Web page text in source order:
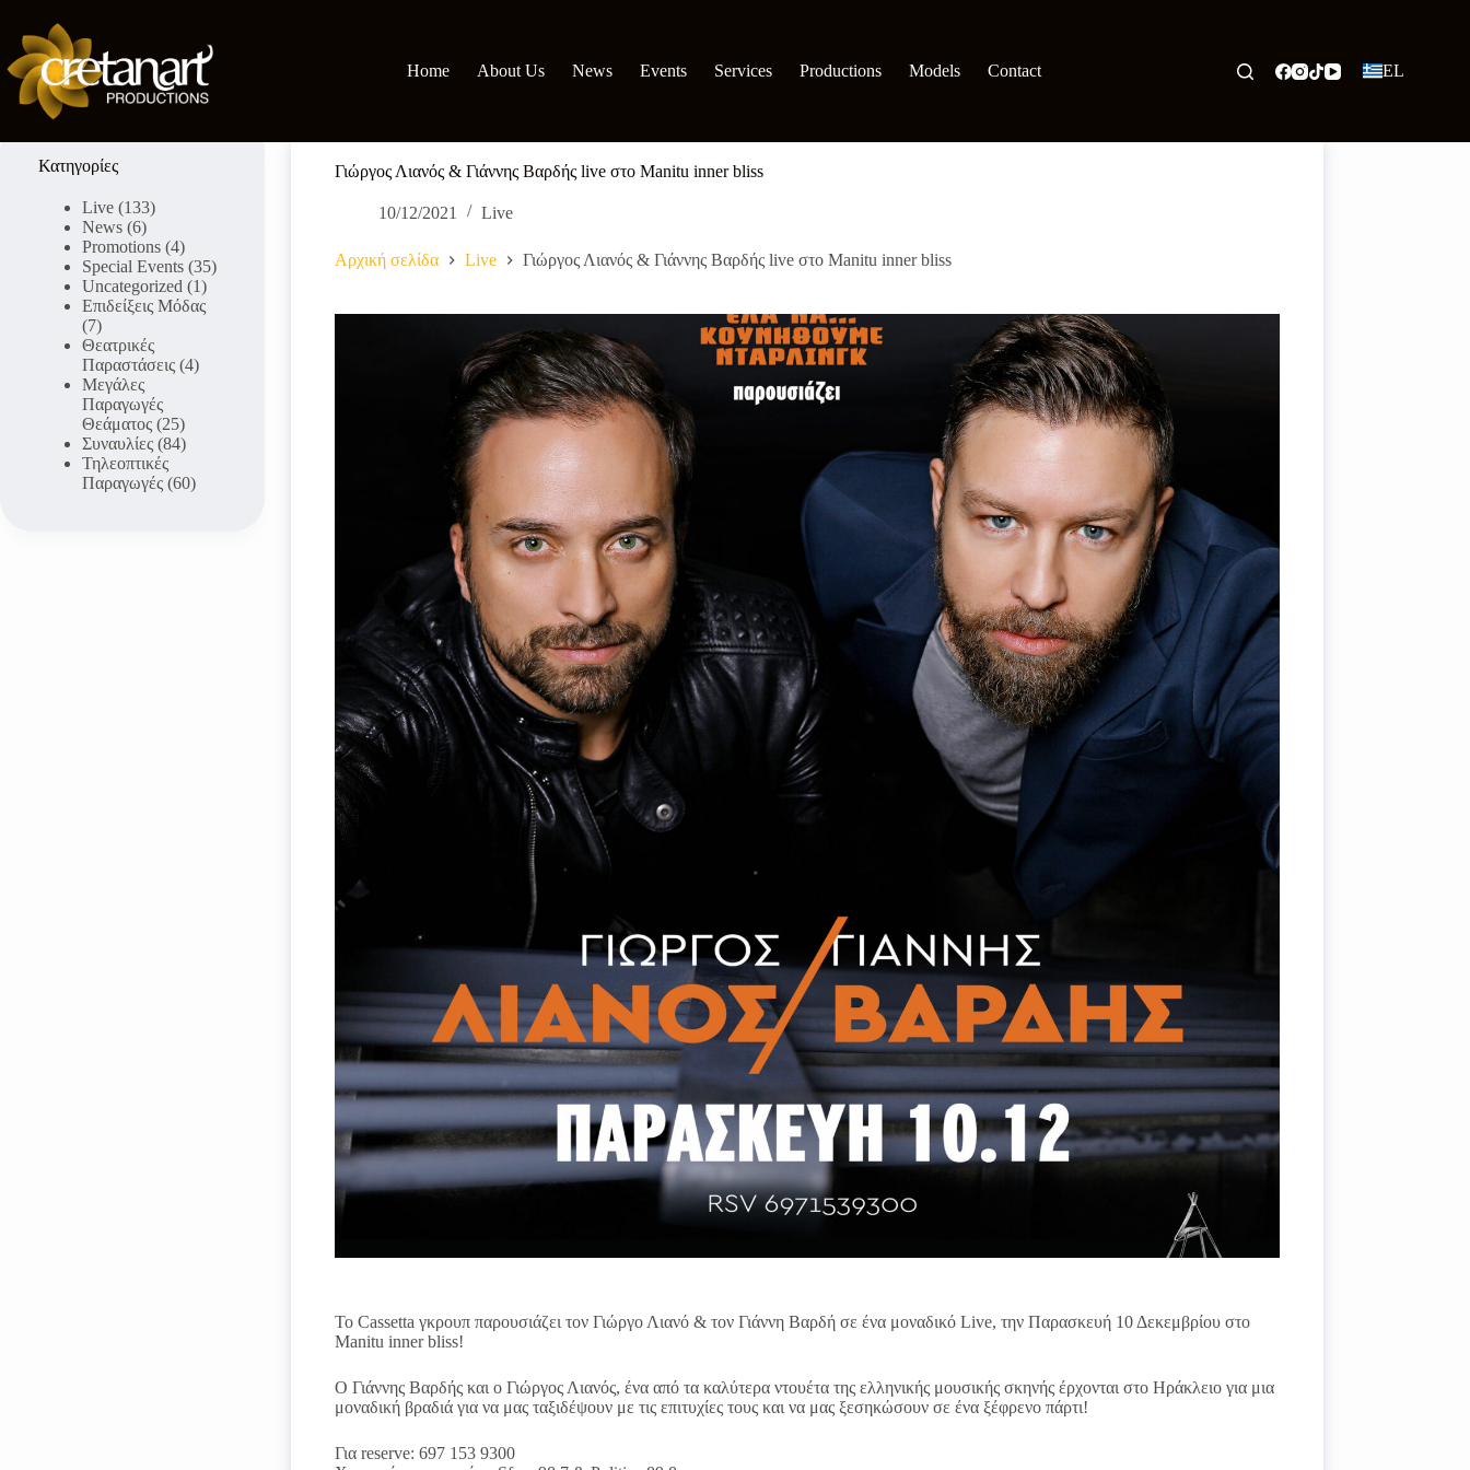
περιεχόμενο
Home
About Us News Events Services Productions Models Contact EL
Γιώργος Λιανός & Γιάννης Βαρδής live στο Manitu inner bliss
10/12/2021 Live
Αρχική σελίδα Live Γιώργος Λιανός & Γιάννης Βαρδής live στο Manitu inner bliss
Το Cassetta γκρουπ παρουσιάζει τον Γιώργο Λιανό & τον Γιάννη Βαρδή σε ένα μοναδικό Live, την Παρασκευή 10 Δεκεμβρίου στο
Manitu inner bliss!
Ο Γιάννης Βαρδής και ο Γιώργος Λιανός, ένα από τα καλύτερα ντουέτα της ελληνικής μουσικής σκηνής έρχονται στο Ηράκλειο για μια
μοναδική βραδιά για να μας ταξιδέψουν με τις επιτυχίες τους και να μας ξεσηκώσουν σε ένα ξέφρενο πάρτι!
Για reserve: 697 153 9300
Κατηγορίες
Live (133)
News (6)
Promotions (4)
Special Events (35)
Uncategorized (1)
Επιδείξεις Μόδας
(7)
Θεατρικές
Παραστάσεις (4)
Μεγάλες
Παραγωγές
Θεάματος (25)
Συναυλίες (84)
Τηλεοπτικές
Παραγωγές (60)